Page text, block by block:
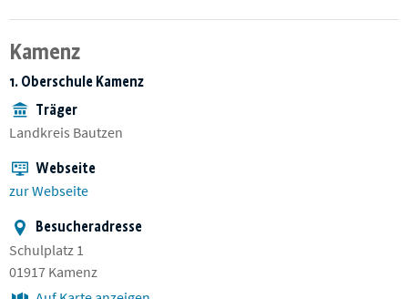
Kamenz
1. Oberschule Kamenz
Träger
Landkreis Bautzen
Webseite
zur Webseite
Besucheradresse
Schulplatz 1
01917 Kamenz